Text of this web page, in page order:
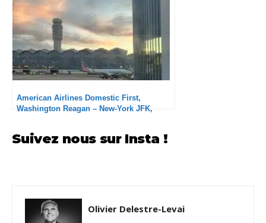
American Airlines Domestic First,
Washington Reagan – New-York JFK,
Suivez nous sur Insta !
Olivier Delestre-Levai